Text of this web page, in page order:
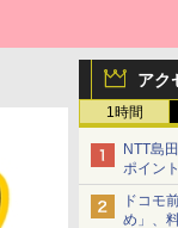
アク
1時間
NTT島
ポイン
ドコモ
め」、